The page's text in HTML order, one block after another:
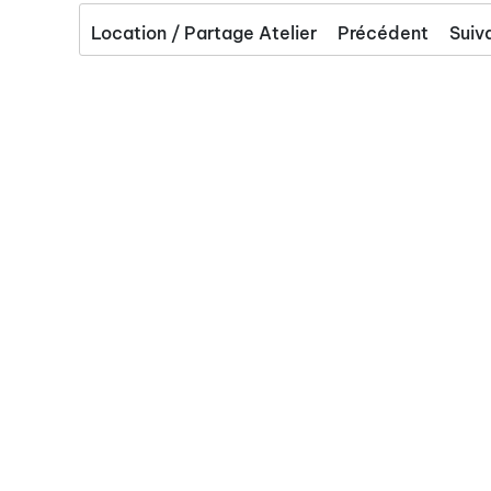
Location / Partage Atelier Précédent